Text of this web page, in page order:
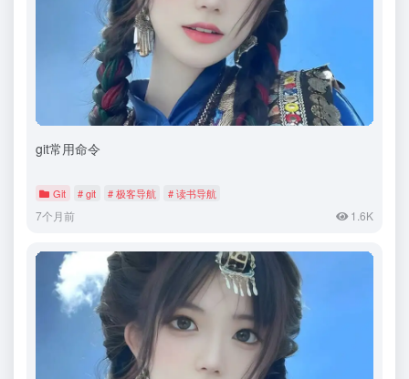
git常用命令
Git # git # 极客导航 # 读书导航
7个月前 1.6K